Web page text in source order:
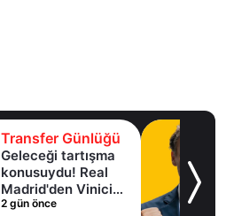
Transfer Günlüğü
Geleceği tartışma
konusuydu! Real
Madrid'den Vinicius
Junior kararı
2 gün önce